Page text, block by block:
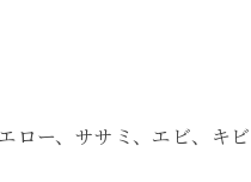
ロー、ササミ、エビ、キ